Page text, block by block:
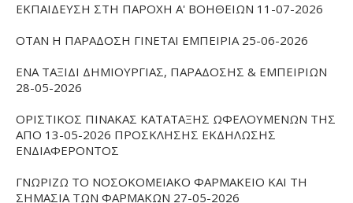
ΕΚΠΑΙΔΕΥΣΗ ΣΤΗ ΠΑΡΟΧΗ Α' ΒΟΗΘΕΙΩΝ 11-07-2026
ΟΤΑΝ Η ΠΑΡΑΔΟΣΗ ΓΙΝΕΤΑΙ ΕΜΠΕΙΡΙΑ 25-06-2026
ΕΝΑ ΤΑΞΙΔΙ ΔΗΜΙΟΥΡΓΙΑΣ, ΠΑΡΑΔΟΣΗΣ & ΕΜΠΕΙΡΙΩΝ
28-05-2026
ΟΡΙΣΤΙΚΟΣ ΠΙΝΑΚΑΣ ΚΑΤΑΤΑΞΗΣ ΩΦΕΛΟΥΜΕΝΩΝ ΤΗΣ
ΑΠΟ 13-05-2026 ΠΡΟΣΚΛΗΣΗΣ ΕΚΔΗΛΩΣΗΣ
ΕΝΔΙΑΦΕΡΟΝΤΟΣ
ΓΝΩΡΙΖΩ ΤΟ ΝΟΣΟΚΟΜΕΙΑΚΟ ΦΑΡΜΑΚΕΙΟ ΚΑΙ ΤΗ
ΣΗΜΑΣΙΑ ΤΩΝ ΦΑΡΜΑΚΩΝ 27-05-2026